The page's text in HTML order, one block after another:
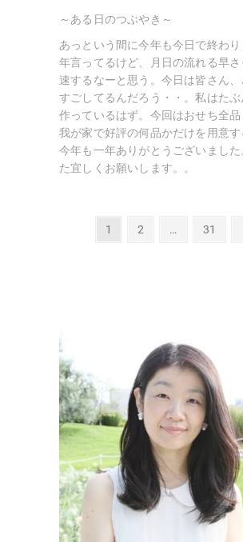
～ある日のつぶやき～
あっという間に今年も今日で終わ
年言ってるけど、月日の流れる早
速するなーと思う。今日は皆さん、
すごしてるんだろう・・。私はた
作っているはず。今回はおせち全品
我が家で好評の何品かだけを用意す
今年も一年ありがとうございました
た宜しくお願いします。。
ジ
送
り
固
1
固
2 …
固
31